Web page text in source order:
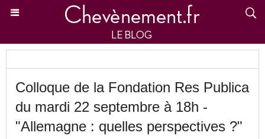
Colloque de la Fondation Res Publica
du mardi 22 septembre à 18h -
"Allemagne : quelles perspectives ?"